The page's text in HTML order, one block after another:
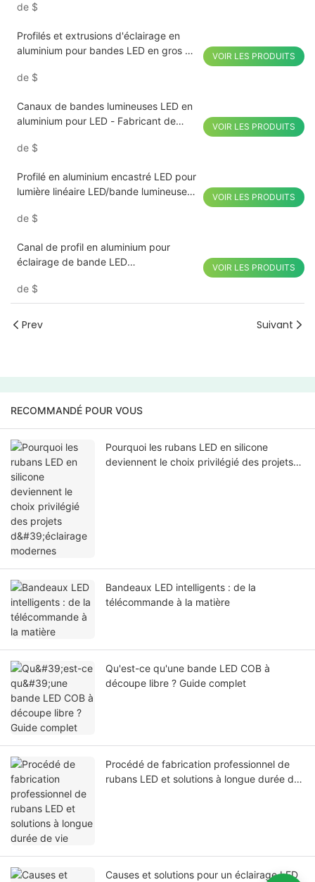
de $
Profilés et extrusions d'éclairage en
aluminium pour bandes LED en gros –
de $
VOIR LES PRODUITS
Canaux de bandes lumineuses LED en
aluminium pour LED - Fabricant de
de $
VOIR LES PRODUITS
Profilé en aluminium encastré LED pour
lumière linéaire LED/bande lumineuse
de $
VOIR LES PRODUITS
Canal de profil en aluminium pour
éclairage de bande LED
de $
VOIR LES PRODUITS
Prev Suivant
RECOMMANDÉ POUR VOUS
Pourquoi les rubans LED en silicone
deviennent le choix privilégié des projets
Bandeaux LED intelligents : de la
télécommande à la matière
Qu'est-ce qu'une bande LED COB à
découpe libre ? Guide complet
Procédé de fabrication professionnel de
rubans LED et solutions à longue durée de
Causes et solutions pour un éclairage LED